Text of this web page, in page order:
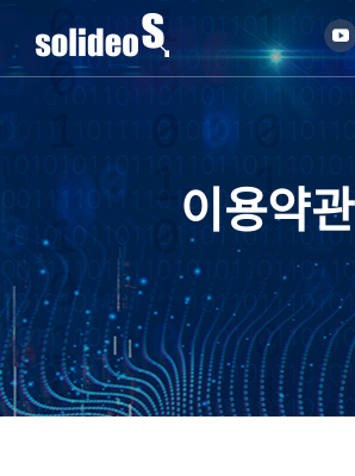
이용약관